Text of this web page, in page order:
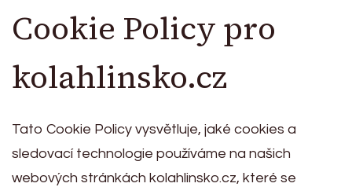
Cookie Policy pro
kolahlinsko.cz
Tato Cookie Policy vysvětluje, jaké cookies a
sledovací technologie používáme na našich
webových stránkách kolahlinsko.cz, které se